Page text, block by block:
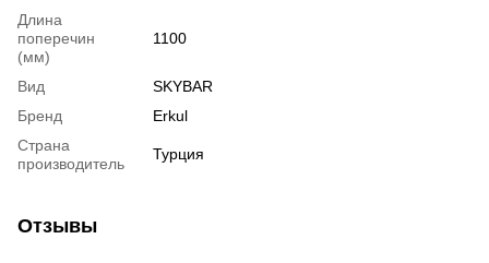
Длина
поперечин
(мм)
1100
Вид
SKYBAR
Бренд
Erkul
Страна
производитель
Турция
Отзывы